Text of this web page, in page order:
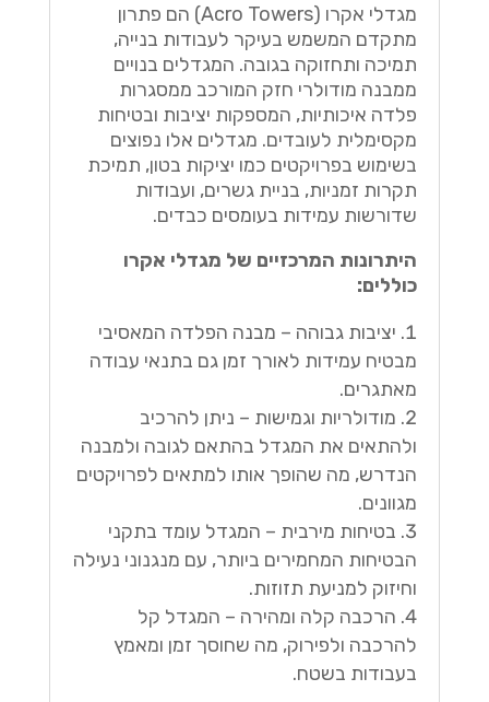
מגדלי אקרו (Acro Towers) הם פתרון
מתקדם המשמש בעיקר לעבודות בנייה,
תמיכה ותחזוקה בגובה. המגדלים בנויים
ממבנה מודולרי חזק המורכב ממסגרות
פלדה איכותיות, המספקות יציבות ובטיחות
מקסימלית לעובדים. מגדלים אלו נפוצים
בשימוש בפרויקטים כמו יציקות בטון, תמיכת
תקרות זמניות, בניית גשרים, ועבודות
שדורשות עמידות בעומסים כבדים.
היתרונות המרכזיים של מגדלי אקרו
כוללים:
יציבות גבוהה – מבנה הפלדה המאסיבי
מבטיח עמידות לאורך זמן גם בתנאי עבודה
מאתגרים.
מודולריות וגמישות – ניתן להרכיב
ולהתאים את המגדל בהתאם לגובה ולמבנה
הנדרש, מה שהופך אותו למתאים לפרויקטים
מגוונים.
בטיחות מירבית – המגדל עומד בתקני
הבטיחות המחמירים ביותר, עם מנגנוני נעילה
וחיזוק למניעת תזוזות.
הרכבה קלה ומהירה – המגדל קל
להרכבה ולפירוק, מה שחוסך זמן ומאמץ
בעבודות בשטח.